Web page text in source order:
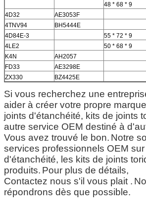
48 * 68 * 9
4D32
AE3053F
4TNV94
BH5444E
4D84E-3
55 * 72 * 9
4LE2
50 * 68 * 9
K4N
AH2057
FD33
AE3298E
ZX330
BZ4425E
Si vous recherchez une
aider à créer votre propre
joints d'étanchéité, kits de joints
autre service OEM destiné à
Vous avez trouvé le bon. Notre
services professionnels OEM
d'étanchéité, les kits de joints
produits. Pour plus de détails,
Contactez nous s'il vous plait .
répondrons dès que possible.